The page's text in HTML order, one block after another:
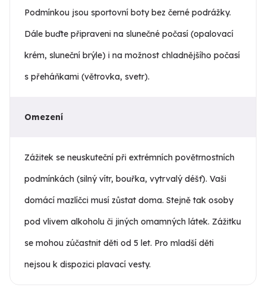
Podmínkou jsou sportovní boty bez černé podrážky.
Dále buďte připraveni na slunečné počasí (opalovací
krém, sluneční brýle) i na možnost chladnějšího počasí
s přeháňkami (větrovka, svetr).
Omezení
Zážitek se neuskuteční při extrémních povětrnostních
podmínkách (silný vítr, bouřka, vytrvalý déšť). Vaši
domácí mazlíčci musí zůstat doma. Stejně tak osoby
pod vlivem alkoholu či jiných omamných látek. Zážitku
se mohou zúčastnit děti od 5 let. Pro mladší děti
nejsou k dispozici plavací vesty.